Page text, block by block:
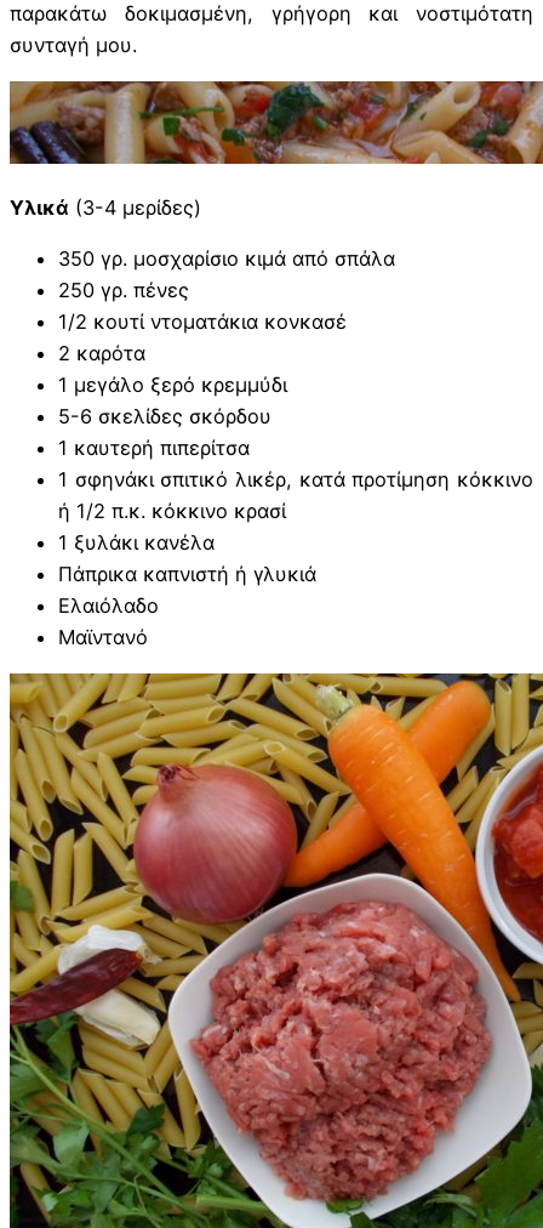
παρακάτω δοκιμασμένη, γρήγορη και νοστιμότατη
συνταγή μου.
Υλικά (3-4 μερίδες)
350 γρ. μοσχαρίσιο κιμά από σπάλα
250 γρ. πένες
1/2 κουτί ντοματάκια κονκασέ
2 καρότα
1 μεγάλο ξερό κρεμμύδι
5-6 σκελίδες σκόρδου
1 καυτερή πιπερίτσα
1 σφηνάκι σπιτικό λικέρ, κατά προτίμηση κόκκινο
ή 1/2 π.κ. κόκκινο κρασί
1 ξυλάκι κανέλα
Πάπρικα καπνιστή ή γλυκιά
Ελαιόλαδο
Μαϊντανό